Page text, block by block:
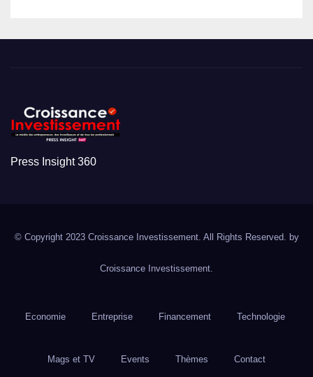
Press Insight 360
© Copyright 2023 Croissance Investissement. All Rights Reserved. by
Croissance Investissement.
Economie Entreprise Financement Technologie
Mags et TV Events Thèmes Contact